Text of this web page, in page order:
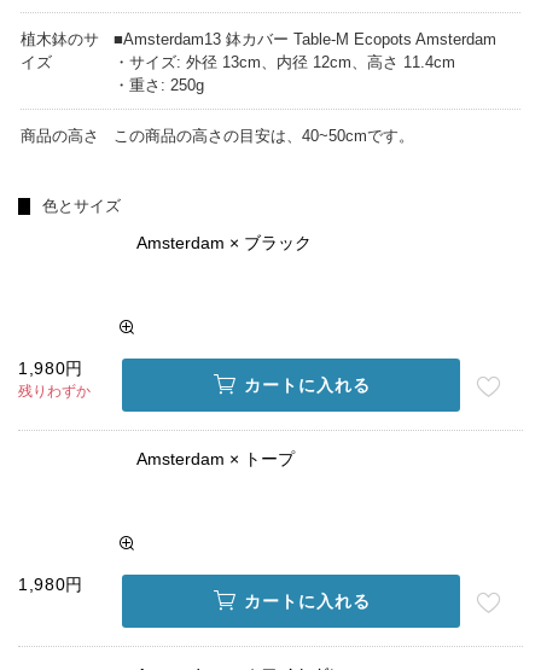
植木鉢のサ
イズ
■Amsterdam13 鉢カバー Table-M Ecopots Amsterdam
・サイズ: 外径 13cm、内径 12cm、高さ 11.4cm
・重さ: 250g
商品の高さ この商品の高さの目安は、40~50cmです。
色とサイズ
Amsterdam × ブラック
1,980円
残りわずか カートに入れる
Amsterdam × トープ
1,980円
カートに入れる